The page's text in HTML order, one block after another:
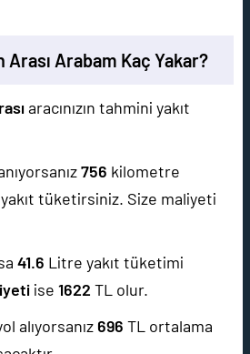
Arabam Kaç Yakar?
aracınızın tahmini yakıt
756 kilometre
yakıt tüketirsiniz. Size maliyeti
41.6 Litre yakıt tüketimi
ise 1622 TL olur.
alıyorsanız 696 TL ortalama